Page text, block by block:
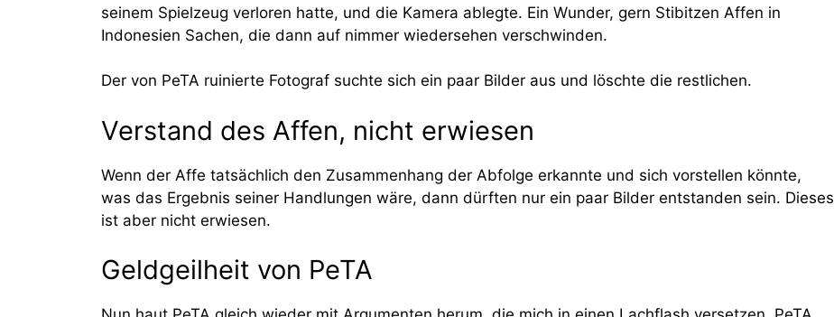
seinem Spielzeug verloren hatte, und die Kamera ablegte. Ein Wunder, gern Stibitzen Affen in
Indonesien Sachen, die dann auf nimmer wiedersehen verschwinden.
Der von PeTA ruinierte Fotograf suchte sich ein paar Bilder aus und löschte die restlichen.
Verstand des Affen, nicht erwiesen
Wenn der Affe tatsächlich den Zusammenhang der Abfolge erkannte und sich vorstellen könnte,
was das Ergebnis seiner Handlungen wäre, dann dürften nur ein paar Bilder entstanden sein. Dieses
ist aber nicht erwiesen.
Geldgeilheit von PeTA